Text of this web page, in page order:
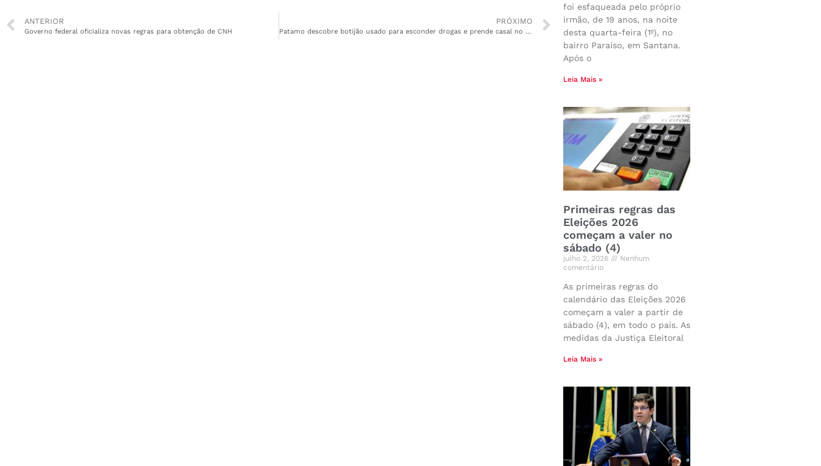
ANTERIOR
Governo federal oficializa novas regras para obtenção de CNH
PRÓXIMO
Patamo descobre botijão usado para esconder drogas e prende casal no Cidade Nova
foi esfaqueada pelo próprio
irmão, de 19 anos, na noite
desta quarta-feira (1º), no
bairro Paraíso, em Santana.
Após o
Leia Mais »
Primeiras regras das
Eleições 2026
começam a valer no
sábado (4)
julho 2, 2026
Nenhum
comentário
As primeiras regras do
calendário das Eleições 2026
começam a valer a partir de
sábado (4), em todo o país. As
medidas da Justiça Eleitoral
Leia Mais »